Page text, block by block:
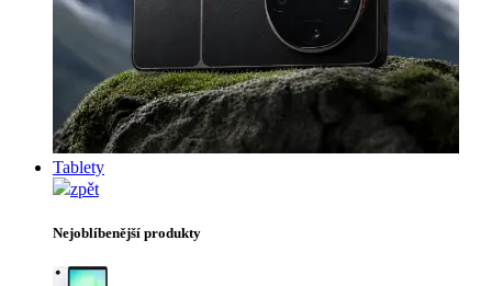
Tablety
zpět
Nejoblíbenější produkty